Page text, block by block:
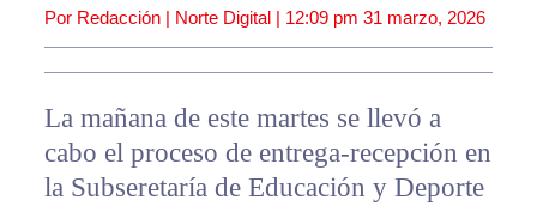
Por Redacción | Norte Digital | 12:09 pm 31 marzo, 2026
La mañana de este martes se llevó a
cabo el proceso de entrega-recepción en
la Subseretaría de Educación y Deporte